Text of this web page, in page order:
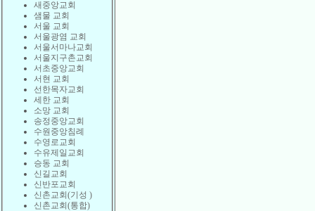
새중앙교회
샘물 교회
서울 교회
서울광염 교회
서울서마나교회
서울지구촌교회
서초중앙교회
서현 교회
선한목자교회
세한 교회
소망 교회
송정중앙교회
수원중앙침례
수영로교회
수유제일교회
승동 교회
신길교회
신반포교회
신촌교회(기성 )
신촌교회(통합)